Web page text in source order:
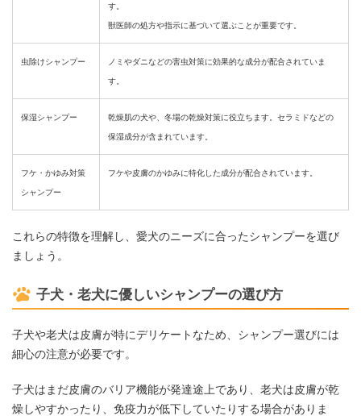
す。
獣医師の処方や指示に基づいて選ぶことが重要です。
虫除けシャンプー
ノミやダニなどの害虫対策に効果的な成分が配合されていま
す。
保湿シャンプー
乾燥肌の犬や、冬場の乾燥対策に役立ちます。セラミドなどの
保湿成分が含まれています。
フケ・かゆみ対策
シャンプー
フケや皮膚のかゆみに特化した成分が配合されています。
これらの特徴を理解し、愛犬のニーズに合ったシャンプーを選び
ましょう。
子犬・老犬に優しいシャンプーの選び方
子犬や老犬は皮膚が特にデリケートなため、シャンプー選びには
細心の注意が必要です。
子犬はまだ皮膚のバリア機能が発達途上であり、老犬は皮膚が乾
燥しやすかったり、免疫力が低下していたりする場合がありま